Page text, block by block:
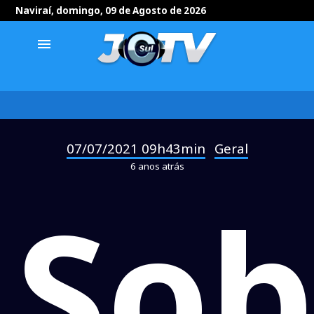
Naviraí, domingo, 09 de Agosto de 2026
menu
07/07/2021 09h43min Geral
6 anos atrás